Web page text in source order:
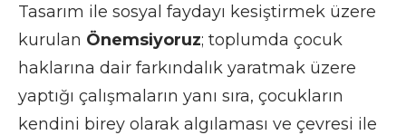
Tasarım ile sosyal faydayı kesiştirmek üzere
kurulan Önemsiyoruz; toplumda çocuk
haklarına dair farkındalık yaratmak üzere
yaptığı çalışmaların yanı sıra, çocukların
kendini birey olarak algılaması ve çevresi ile